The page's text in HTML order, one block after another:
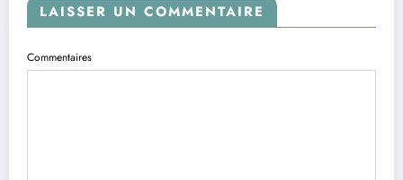
LAISSER UN COMMENTAIRE
Commentaires